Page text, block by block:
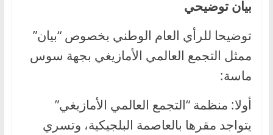
بيان توضيحي
توضيحا للرأي العام الوطني بخصوص “بيان”
ممثل التجمع العالمي الأمازيغي بجهة سوس
ماسة:
أولا: منظمة “التجمع العالمي الأمازيغي”
يتواجد مقرها بالعاصمة البلجيكية، وتسري